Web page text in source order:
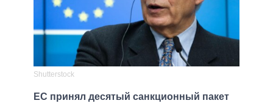
Shutterstock
ЕС принял десятый санкционный пакет